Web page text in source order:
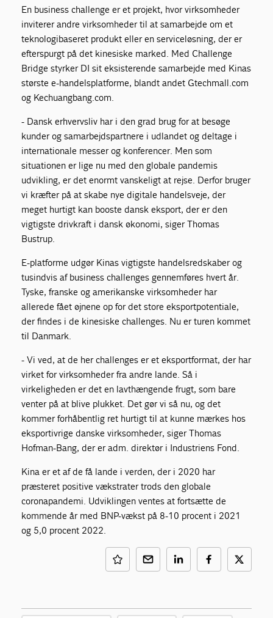
En business challenge er et projekt, hvor virksomheder
inviterer andre virksomheder til at samarbejde om et
teknologibaseret produkt eller en serviceløsning, der er
efterspurgt på det kinesiske marked. Med Challenge
Bridge styrker DI sit eksisterende samarbejde med Kinas
største e-handelsplatforme, blandt andet Gtechmall.com
og Kechuangbang.com.
- Dansk erhvervsliv har i den grad brug for at besøge
kunder og samarbejdspartnere i udlandet og deltage i
internationale messer og konferencer. Men som
situationen er lige nu med den globale pandemis
udvikling, er det enormt vanskeligt at rejse. Derfor bruger
vi kræfter på at skabe nye digitale handelsveje, der
meget hurtigt kan booste dansk eksport, der er den
vigtigste drivkraft i dansk økonomi, siger Thomas
Bustrup.
E-platforme udgør Kinas vigtigste handelsredskaber og
tusindvis af business challenges gennemføres hvert år.
Tyske, franske og amerikanske virksomheder har
allerede fået øjnene op for det store eksportpotentiale,
der findes i de kinesiske challenges. Nu er turen kommet
til Danmark.
- Vi ved, at de her challenges er et eksportformat, der har
virket for virksomheder fra andre lande. Så i
virkeligheden er det en lavthængende frugt, som bare
venter på at blive plukket. Det gør vi så nu, og det
kommer forhåbentlig ret hurtigt til at kunne mærkes hos
eksportivrige danske virksomheder, siger Thomas
Hofman-Bang, der er adm. direktør i Industriens Fond.
Kina er et af de få lande i verden, der i 2020 har
præsteret positive vækstrater trods den globale
coronapandemi. Udviklingen ventes at fortsætte de
kommende år med BNP-vækst på 8-10 procent i 2021
og 5,0 procent 2022.